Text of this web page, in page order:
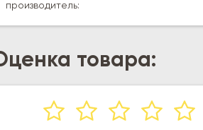
производитель:
товара: